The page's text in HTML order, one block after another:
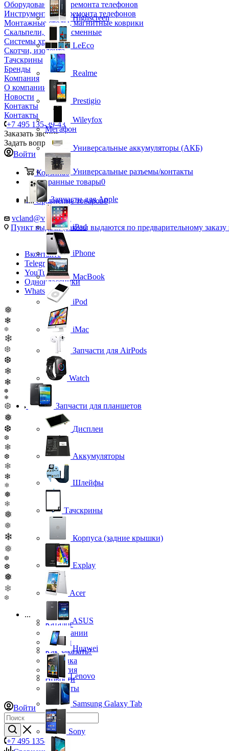
Оборудование для ремонта телефонов
Инструменты для ремонта телефонов
Монтажные столы, магнитные коврики
Скальпели, лезвия сменные
Системы хранения
Скотчи, изолента
Тачскрины
Бренды
Компания
О компании
Новости
Контакты
Контакты
+7 495 135-39-43
Заказать звонок
Задать вопрос
Войти
Корзина0
Избранные товары0
Сравнение товаров0
vcland@vcland.ru
Пункт выдачи (заказы выдаются по предварительному заказу
Вконтакте
Telegram
YouTube
Одноклассники
WhatsApp
❅
❄
❆
❄
❆
❆
❄
❄
❆
❄
❆
❅
❆
❆
❄
❆
❄
❄
❄
❅
❄
❅
❅
❄
❅
❆
❆
❅
❄
❆
...
Каталог
О компании
Бренды
Как заказать?
Доставка
Гарантия
Новости
Контакты
Войти
+7 495 135-39-43
Highscreen
LeEco
Realme
Prestigio
Wileyfox
Мегафон
Универсальные аккумуляторы (АКБ)
Универсальные разъемы/контакты
Запчасти для Apple
iPad
iPhone
MacBook
iPod
iMac
Запчасти для AirPods
Watch
Запчасти для планшетов
Дисплеи
Аккумуляторы
Шлейфы
Тачскрины
Корпуса (задние крышки)
Explay
Acer
ASUS
Huawei
Lenovo
Samsung Galaxy Tab
Sony